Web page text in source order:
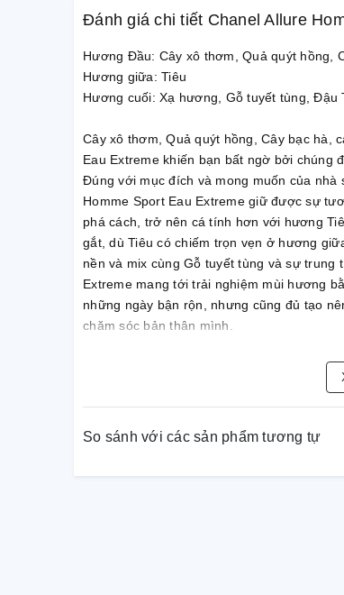
Đánh giá chi tiết Chanel Allure
Hương Đầu: Cây xô thơm, Quả quýt hồng,
Hương giữa: Tiêu
Hương cuối: Xạ hương, Gỗ tuyết tùng, Đậu
Cây xô thơm, Quả quýt hồng, Cây bạc hà,
Eau Extreme khiến bạn bất ngờ bởi chúng
Đúng với mục đích và mong muốn của nhà
Homme Sport Eau Extreme giữ được sự
phá cách, trở nên cá tính hơn với hương
gắt, dù Tiêu có chiếm trọn vẹn ở hương
nền và mix cùng Gỗ tuyết tùng và sự trung
Extreme mang tới trải nghiệm mùi hương
những ngày bận rộn, nhưng cũng đủ tạo
chăm sóc bản thân mình.
So sánh với các sản phẩm tương tự